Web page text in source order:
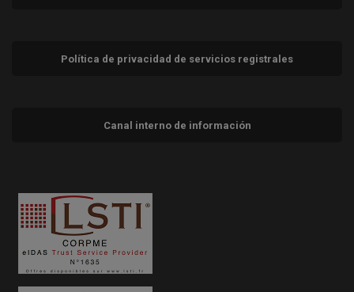
Política de privacidad de servicios registrales
Canal interno de información